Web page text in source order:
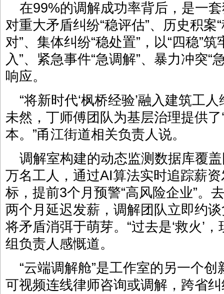
在99%的调解成功率背后，是一
对重大矛盾纠纷“稳评估”、历史积案
对”、集体纠纷“稳处置”，以“四稳”
入”、紧急事件“急调解”、暴力冲突“
响应。
“将新时代‘枫桥经验’融入建筑工
未然，丁师傅团队为基层治理提供了
本。”甬江街道相关负责人说。
调解室构建的动态监测数据库覆
万名工人，通过AI算法实时追踪薪
标，提前3个月预警“高风险企业”。
两个月延迟发薪，调解团队立即约
将矛盾消弭于萌芽。“过去是‘救火’，
组负责人感慨道。
“云端调解舱”是工作室的另一个
可视频连线律师咨询或调解，跨省